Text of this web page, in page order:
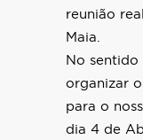
reunião
Maia.
No
organizar
para o
dia 4 de